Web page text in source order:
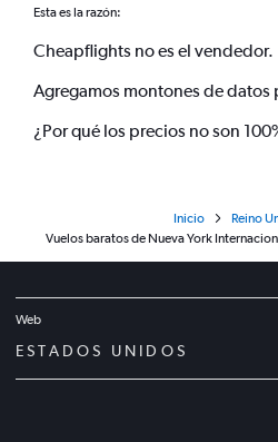
Esta es la razón:
Cheapflights no es el vendedor.
Agregamos montones de datos
¿Por qué los precios no son
Inicio
Reino
Vuelos baratos de Nueva York
Web
ESTADOS UNIDOS